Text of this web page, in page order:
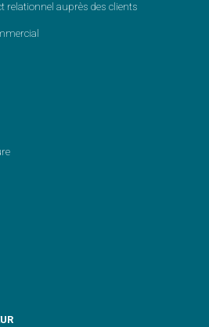
relationnel auprès des clients